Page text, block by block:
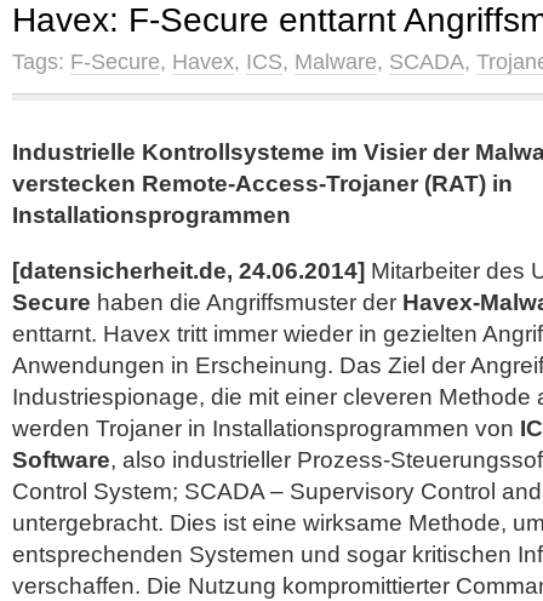
Havex: F-Secure enttarnt
Tags: F-Secure, Havex, ICS, Malware, SCADA,
Industrielle Kontrollsysteme im Visier der
verstecken Remote-Access-Trojaner (RAT) in
Installationsprogrammen
[datensicherheit.de, 24.06.2014] Mitarbeiter des
Secure haben die Angriffsmuster der Havex-
enttarnt. Havex tritt immer wieder in gezielten
Anwendungen in Erscheinung. Das Ziel der
Industriespionage, die mit einer cleveren Methode
werden Trojaner in Installationsprogrammen von
Software, also industrieller Prozess-
Control System; SCADA – Supervisory Control
untergebracht. Dies ist eine wirksame Methode,
entsprechenden Systemen und sogar kritischen
verschaffen. Die Nutzung kompromittierter